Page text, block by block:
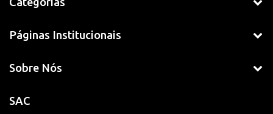
Páginas Institucionais
Sobre Nós
SAC